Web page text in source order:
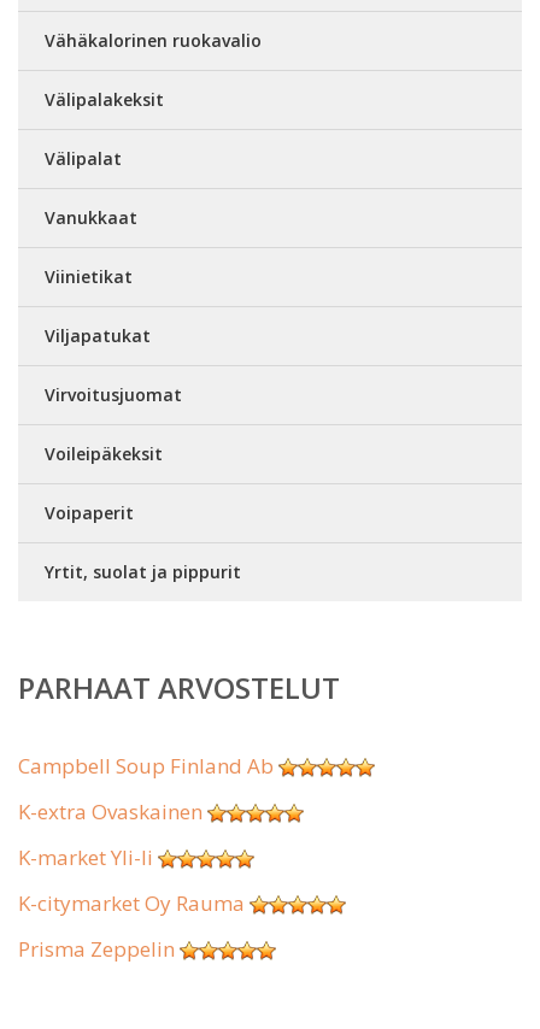
Vähäkalorinen ruokavalio
Välipalakeksit
Välipalat
Vanukkaat
Viinietikat
Viljapatukat
Virvoitusjuomat
Voileipäkeksit
Voipaperit
Yrtit, suolat ja pippurit
PARHAAT ARVOSTELUT
Campbell Soup Finland Ab
K-extra Ovaskainen
K-market Yli-Ii
K-citymarket Oy Rauma
Prisma Zeppelin